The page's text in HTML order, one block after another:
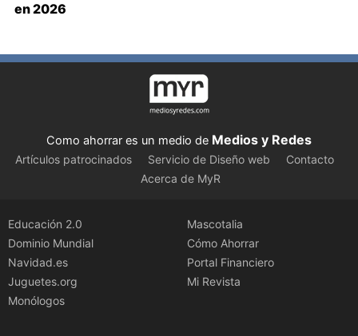
en 2026
Como ahorrar es un medio de Medios y Redes
Artículos patrocinados Servicio de Diseño web
Contacto
Acerca de MyR
Educación 2.0
Dominio Mundial
Navidad.es
Juguetes.org
Monólogos
Mascotalia
Cómo Ahorrar
Portal Financiero
Mi Revista